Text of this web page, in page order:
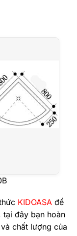
KIDOASAđể
tại đây bạn hoàn
chất lượng của